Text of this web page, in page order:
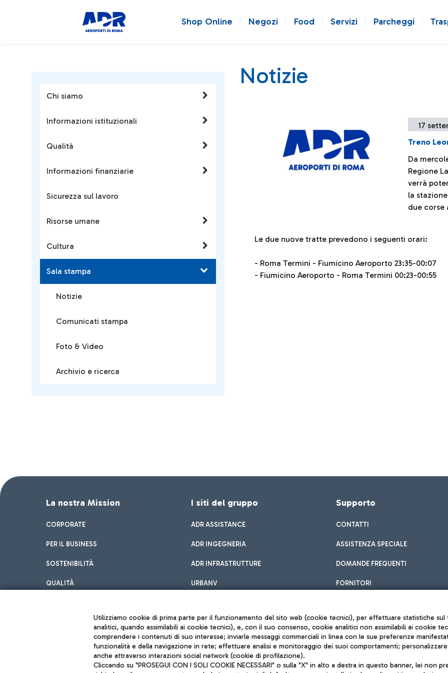
Shop Online Negozi Food Servizi Parcheggi
Chi siamo
Informazioni istituzionali
Qualità
Informazioni finanziarie
Sicurezza sul lavoro
Risorse umane
Cultura
Sala stampa
Notizie
Comunicati stampa
Foto & Video
Archivio e ricerca
Notizie
17
Treno
Da
Regione
verrà
la
due corse
Le due nuove tratte prevedono i seguenti orari:
- Roma Termini - Fiumicino Aeroporto 23:35-00:07
- Fiumicino Aeroporto - Roma Termini 00:23-00:55
La nostra Mission
CORPORATE
PER IL BUSINESS
SOSTENIBILITÀ
QUALITÀ
I siti del gruppo
ADR ASSISTANCE
ADR INGEGNERIA
ADR INFRASTRUTTURE
URBANV
Supporto
CONTATTI
ASSISTENZA SPECIALE
DOMANDE FREQUENTI
FORNITORI
Note legali
Utilizziamo cookie di prima parte per il funzionamento del sito web (cookie tecnici), per effettuare statistiche
analitici, quando assimilabili ai cookie tecnici), e, con il suo consenso, cookie analitici non assimilabili ai cookie
comprendere i contenuti di suo interesse; inviarle messaggi commerciali in linea con le sue preferenze
funzionalità e della navigazione in rete; effettuare analisi e monitoraggio dei suoi comportamenti;
anche attraverso interazioni social network (cookie di profilazione).
Cliccando su "PROSEGUI CON I SOLI COOKIE NECESSARI" o sulla "X" in alto a destra in questo banner, lei non